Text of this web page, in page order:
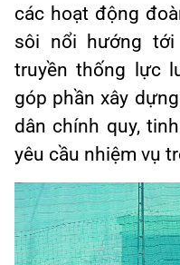
các hoạt động
sôi nổi hướng
truyền thống lực
góp phần xây
dân chính quy,
yêu cầu nhiệm vụ